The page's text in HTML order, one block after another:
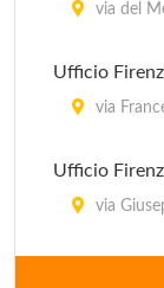
Ufficiovia del
Ufficio
via
Ufficio
via
Ufficio